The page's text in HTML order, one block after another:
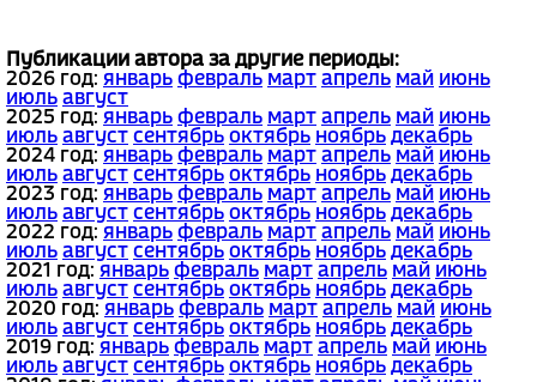
Публикации автора за другие периоды:
2026 год: январь февраль март апрель май июнь
июль август
2025 год: январь февраль март апрель май июнь
июль август сентябрь октябрь ноябрь декабрь
2024 год: январь февраль март апрель май июнь
июль август сентябрь октябрь ноябрь декабрь
2023 год: январь февраль март апрель май июнь
июль август сентябрь октябрь ноябрь декабрь
2022 год: январь февраль март апрель май июнь
июль август сентябрь октябрь ноябрь декабрь
2021 год: январь февраль март апрель май июнь
июль август сентябрь октябрь ноябрь декабрь
2020 год: январь февраль март апрель май июнь
июль август сентябрь октябрь ноябрь декабрь
2019 год: январь февраль март апрель май июнь
июль август сентябрь октябрь ноябрь декабрь